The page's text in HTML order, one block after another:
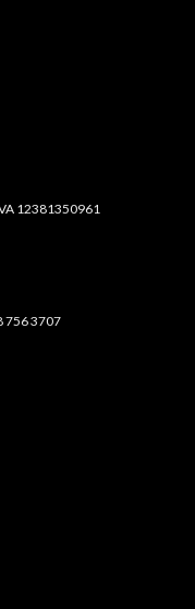
12381350961
756 3707